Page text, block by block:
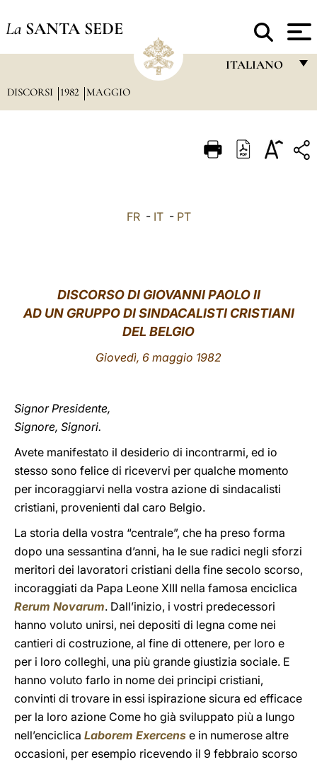
La SANTA SEDE
ITALIANO
ITALIANO
中文
DISCORSI 1982 MAGGIO
FR- IT- PT
DISCORSO DI GIOVANNI PAOLO II
AD UN GRUPPO DI SINDACALISTI CRISTIANI
DEL BELGIO
Giovedì, 6 maggio 1982
Signor Presidente,
Signore, Signori.
Avete manifestato il desiderio di incontrarmi, ed io
stesso sono felice di ricevervi per qualche momento
per incoraggiarvi nella vostra azione di sindacalisti
cristiani, provenienti dal caro Belgio.
La storia della vostra “centrale”, che ha preso forma
dopo una sessantina d’anni, ha le sue radici negli sforzi
meritori dei lavoratori cristiani della fine secolo scorso,
incoraggiati da Papa Leone XIII nella famosa enciclica
Rerum Novarum. Dall’inizio, i vostri predecessori
hanno voluto unirsi, nei depositi di legna come nei
cantieri di costruzione, al fine di ottenere, per loro e
per i loro colleghi, una più grande giustizia sociale. E
hanno voluto farlo in nome dei principi cristiani,
convinti di trovare in essi ispirazione sicura ed efficace
per la loro azione Come ho già sviluppato più a lungo
nell’enciclica Laborem Exercens e in numerose altre
occasioni, per esempio ricevendo il 9 febbraio scorso